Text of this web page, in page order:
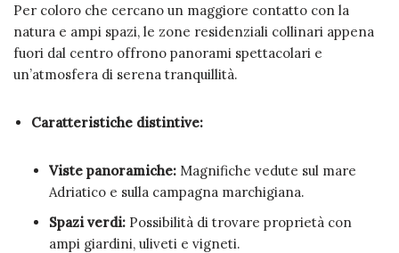
Per coloro che cercano un maggiore contatto con la
natura e ampi spazi, le zone residenziali collinari appena
fuori dal centro offrono panorami spettacolari e
un’atmosfera di serena tranquillità.
Caratteristiche distintive:
Viste panoramiche: Magnifiche vedute sul mare
Adriatico e sulla campagna marchigiana.
Spazi verdi: Possibilità di trovare proprietà con
ampi giardini, uliveti e vigneti.